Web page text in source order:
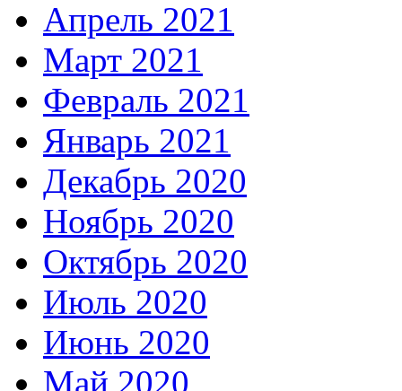
Апрель 2021
Март 2021
Февраль 2021
Январь 2021
Декабрь 2020
Ноябрь 2020
Октябрь 2020
Июль 2020
Июнь 2020
Май 2020